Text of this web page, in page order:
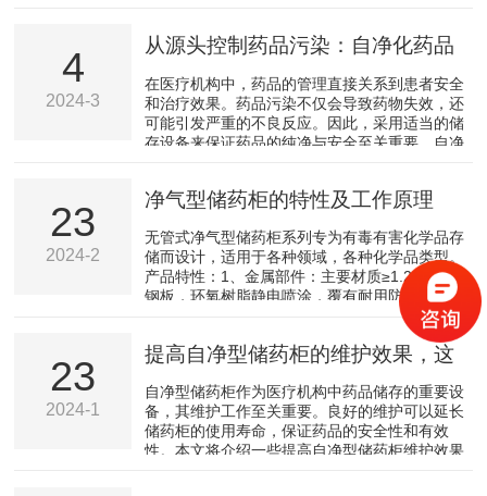
清洁过程中，应使用非腐蚀性清洗剂，以防损坏
等进行专业清洁，保持通风顺畅。其次，定期检
查过滤器的状况非常重要。如果过滤器堵塞，将
严重影响通风橱的通风效果，甚至可能导致有害
物质的回流。一般来说...
4
2024-3
从源头控制药品污染：自净化药品
柜的使用与监测
在医疗机构中，药品的管理直接关系到患者安全
和治疗效果。药品污染不仅会导致药物失效，还
可能引发严重的不良反应。因此，采用适当的储
存设备来保证药品的纯净与安全至关重要。自净
一个重要环节。一、自净化药品柜的重要性自净
有效地去除存储环境中的微粒、细菌及其他污染
物，从而提供一个洁净的药品储存环境。这种技
术的引入大大降低了药品受到外部环境影响的风
险，确保了药品质量...
23
2024-2
净气型储药柜的特性及工作原理
无管式净气型储药柜系列专为有毒有害化学品存
储而设计，适用于各种领域，各种化学品类型。
产品特性：1、金属部件：主要材质≥1.2mm镀锌
钢板，环氧树脂静电喷涂，覆有耐用防化无铅涂
层，保持高光洁度并大限度的降低腐蚀和湿气的
影响。2、门板：主要材质≥6mm亚克力板，耐候
性好，抗化学品性能，不易老化，无色透明，通
ABS一体注塑成型，规格尺寸：
H45*W383*D433mm。4、酸碱盒：聚丙烯PP材
质，存储强酸强碱，耐腐蚀。5、七英寸液晶触
摸屏显...
23
2024-1
提高自净型储药柜的维护效果，这
些方法你不能错过！
自净型储药柜作为医疗机构中药品储存的重要设
备，其维护工作至关重要。良好的维护可以延长
储药柜的使用寿命，保证药品的安全性和有效
性。本文将介绍一些提高自净型储药柜维护效果